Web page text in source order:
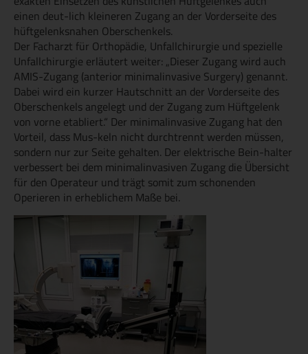
einen deut-lich kleineren Zugang an der Vorderseite des
hüftgelenksnahen Oberschenkels.
Der Facharzt für Orthopädie, Unfallchirurgie und spezielle
Unfallchirurgie erläutert weiter: „Dieser Zugang wird auch
AMIS-Zugang (anterior minimalinvasive Surgery) genannt.
Dabei wird ein kurzer Hautschnitt an der Vorderseite des
Oberschenkels angelegt und der Zugang zum Hüftgelenk
von vorne etabliert.“ Der minimalinvasive Zugang hat den
Vorteil, dass Mus-keln nicht durchtrennt werden müssen,
sondern nur zur Seite gehalten. Der elektrische Bein-halter
verbessert bei dem minimalinvasiven Zugang die Übersicht
für den Operateur und trägt somit zum schonenden
Operieren in erheblichem Maße bei.